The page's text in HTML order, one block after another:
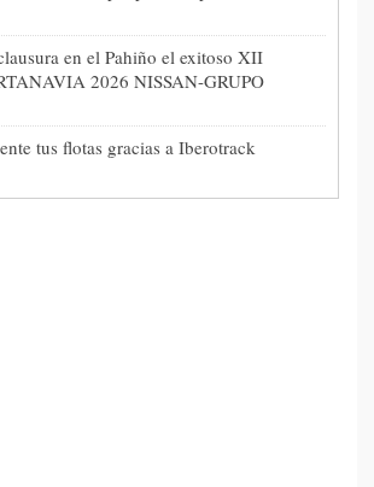
en el Pahiño el exitoso XII
2026 NISSAN-GRUPO
tus flotas gracias a Iberotrack